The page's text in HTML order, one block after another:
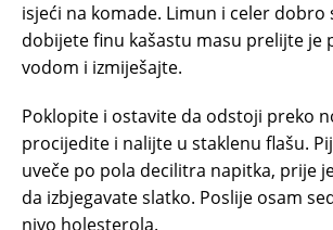
isjeći na komade. Limun i celer dobro
dobijete finu kašastu masu prelijte je
vodom i izmiješajte.
Poklopite i ostavite da odstoji preko
procijedite i nalijte u staklenu flašu.
uveče po pola decilitra napitka, prije
da izbjegavate slatko. Poslije osam
nivo holesterola.